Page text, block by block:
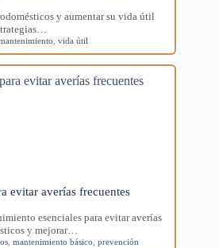
y aumentar su vida útil
vida útil
evitar averías frecuentes
esenciales para evitar averías
y mejorar…
mantenimiento básico prevención